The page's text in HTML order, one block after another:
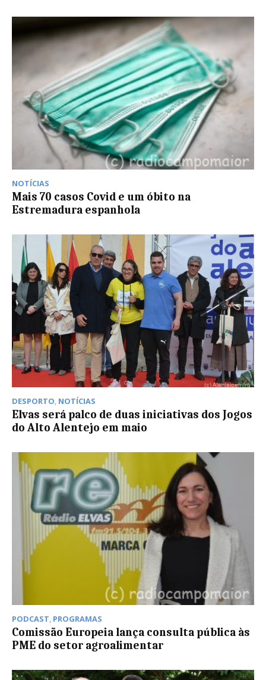
NOTÍCIAS
Mais 70 casos Covid e um óbito na
Estremadura espanhola
DESPORTO, NOTÍCIAS
Elvas será palco de duas iniciativas dos Jogos
do Alto Alentejo em maio
PODCAST, PROGRAMAS
Comissão Europeia lança consulta pública às
PME do setor agroalimentar